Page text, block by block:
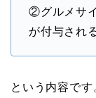
②グルメサ
が付与され
という内容です